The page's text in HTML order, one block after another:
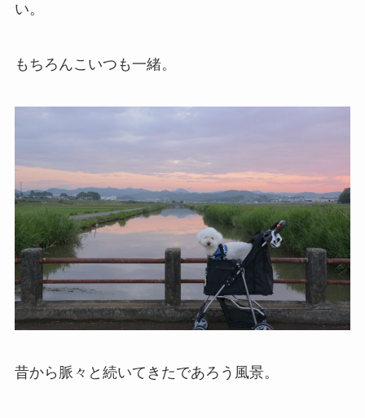
い。
もちろんこいつも一緒。
昔から脈々と続いてきたであろう風景。